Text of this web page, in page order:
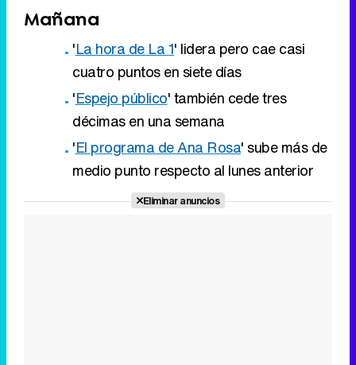
décimas en una semana
medio punto respecto al lunes anterior
Eliminar anuncios